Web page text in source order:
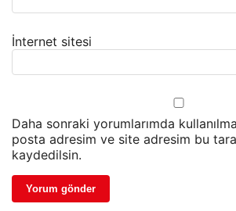
İnternet sitesi
Daha sonraki yorumlarımda
posta adresim ve site adresim bu
kaydedilsin.